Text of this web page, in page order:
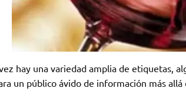
hay una variedad amplia de etiquetas,
un público ávido de información más allá